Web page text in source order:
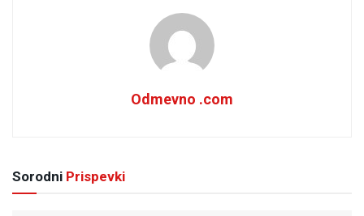
Odmevno .com
Sorodni Prispevki